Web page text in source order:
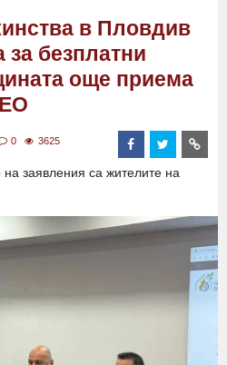
в Пловдив
за безплатни
още приема
0 3625
заявления са жителите на